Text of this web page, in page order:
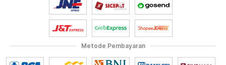
Metode Pembayaran